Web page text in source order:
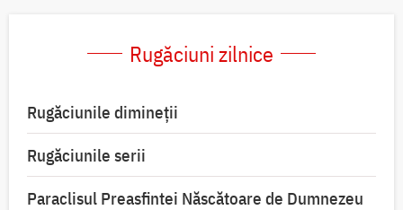
Rugăciuni zilnice
Rugăciunile dimineții
Rugăciunile serii
Paraclisul Preasfintei Născătoare de Dumnezeu